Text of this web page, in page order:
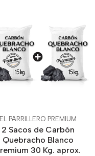
EL PARRILLERO PREMIUM
2 Sacos de Carbón
Quebracho Blanco
30 Kg. aprox.